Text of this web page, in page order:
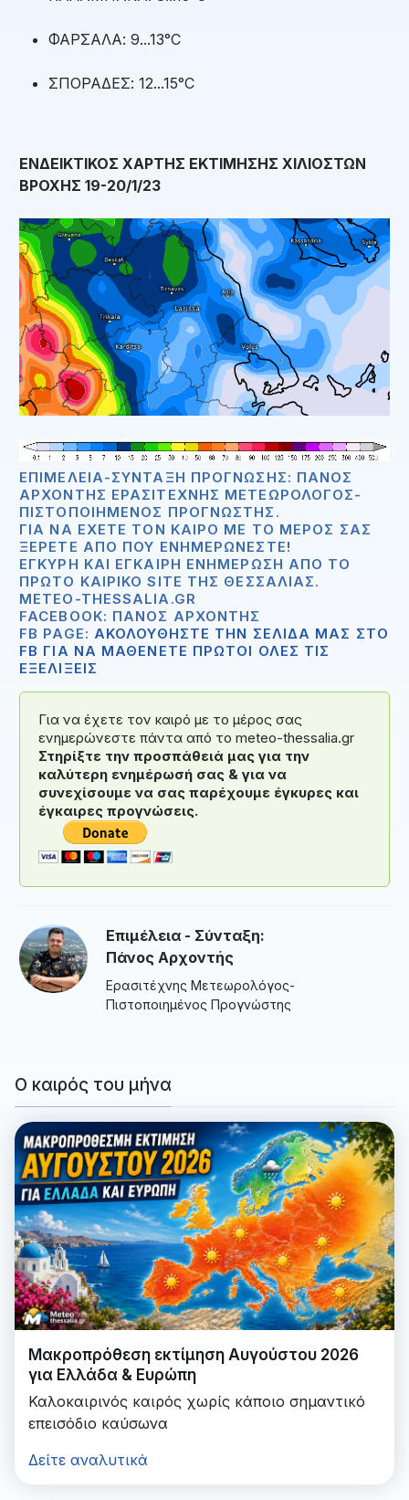
ΦΑΡΣΑΛΑ: 9...13°C
ΣΠΟΡΑΔΕΣ: 12...15°C
ΕΝΔΕΙΚΤΙΚΟΣ ΧΑΡΤΗΣ ΕΚΤΙΜΗΣΗΣ ΧΙΛΙΟΣΤΩΝ
ΒΡΟΧΗΣ 19-20/1/23
ΕΠΙΜΈΛΕΙΑ-ΣΎΝΤΑΞΗ ΠΡΌΓΝΩΣΗΣ: ΠΆΝΟΣ
ΑΡΧΟΝΤΉΣ ΕΡΑΣΙΤΈΧΝΗΣ ΜΕΤΕΩΡΟΛΌΓΟΣ-
ΠΙΣΤΟΠΟΙΗΜΈΝΟΣ ΠΡΟΓΝΏΣΤΗΣ.
ΓΙΑ ΝΑ ΈΧΕΤΕ ΤΟΝ ΚΑΙΡΌ ΜΕ ΤΟ ΜΈΡΟΣ ΣΑΣ
ΞΈΡΕΤΕ ΑΠΟ ΠΟΥ ΕΝΗΜΕΡΏΝΕΣΤΕ!
ΈΓΚΥΡΗ ΚΑΙ ΈΓΚΑΙΡΗ ΕΝΗΜΈΡΩΣΗ ΑΠΟ ΤΟ
ΠΡΏΤΟ ΚΑΙΡΙΚΌ SITE ΤΗΣ ΘΕΣΣΑΛΊΑΣ.
METEO-THESSALIA.GR
FACEBOOK: ΠΆΝΟΣ ΑΡΧΟΝΤΉΣ
FB PAGE: ΑΚΟΛΟΥΘΗΣΤΕ ΤΗΝ ΣΕΛΙΔΑ ΜΑΣ ΣΤΟ
FB ΓΙΑ ΝΑ ΜΑΘΕΝΕΤΕ ΠΡΩΤΟΙ ΟΛΕΣ ΤΙΣ
ΕΞΕΛΙΞΕΙΣ
Για να έχετε τον καιρό με το μέρος σας
ενημερώνεστε πάντα από το meteo-thessalia.gr
Στηρίξτε την προσπάθειά μας για την
καλύτερη ενημέρωσή σας & για να
συνεχίσουμε να σας παρέχουμε έγκυρες και
έγκαιρες προγνώσεις.
Επιμέλεια - Σύνταξη:
Πάνος Αρχοντής
Ερασιτέχνης Μετεωρολόγος-
Πιστοποιημένος Προγνώστης
Ο καιρός του μήνα
Μακροπρόθεση εκτίμηση Αυγούστου 2026
για Ελλάδα & Ευρώπη
Καλοκαιρινός καιρός χωρίς κάποιο σημαντικό
επεισόδιο καύσωνα
Δείτε αναλυτικά